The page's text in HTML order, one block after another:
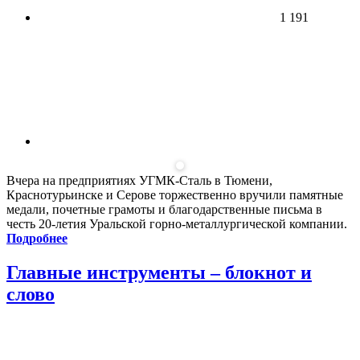
1 191
Вчера на предприятиях УГМК-Сталь в Тюмени,
Краснотурьинске и Серове торжественно вручили памятные
медали, почетные грамоты и благодарственные письма в
честь 20-летия Уральской горно-металлургической компании.
Подробнее
Главные инструменты – блокнот и
слово